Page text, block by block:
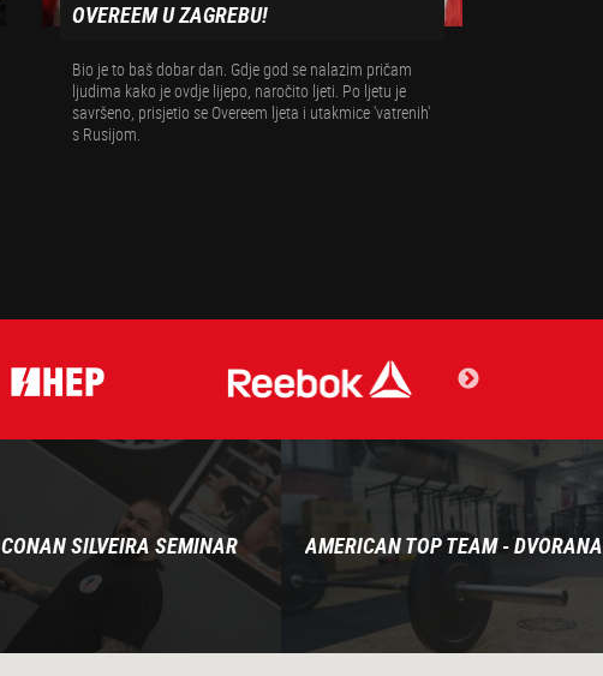
OVEREEM U ZAGREBU!
Bio je to baš dobar dan. Gdje god se nalazim pričam
ljudima kako je ovdje lijepo, naročito ljeti. Po ljetu je
savršeno, prisjetio se Overeem ljeta i utakmice 'vatrenih'
s Rusijom.
CONAN SILVEIRA SEMINAR AMERICAN TOP TEAM - DVORANA